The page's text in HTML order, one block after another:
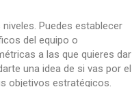
Puedes establecer
del equipo o
a las que quieres dar
una idea de si vas por el
objetivos estratégicos.